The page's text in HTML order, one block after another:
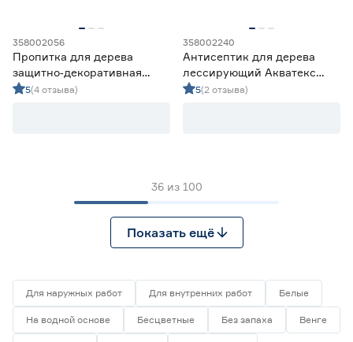
358002056
Пропитка для дерева
защитно‑декоративная
алкидная Lakur тик 9 л
5(4 отзыва)
358002240
Антисептик для дерева
лессирующий Акватекс
Прованс тик 0,75 л
5(2 отзыва)
36из 100
Показать ещё
Для наружных работ Для внутренних работ Белые
На водной основе Бесцветные Без запаха Венге